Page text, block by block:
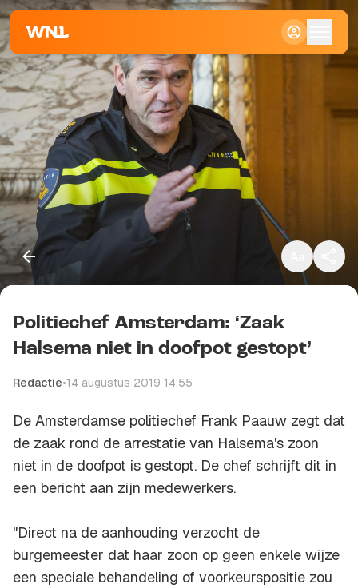
Klein
Standaard
Groot
Kopieer link
Politiechef Amsterdam: ‘Zaak
Halsema niet in doofpot gestopt’
Redactie•14 augustus 2019 14:55
De Amsterdamse politiechef Frank Paauw zegt dat
de zaak rond de arrestatie van Halsema's zoon
niet in de doofpot is gestopt. De chef schrijft dit in
een bericht aan zijn medewerkers.
"Direct na de aanhouding verzocht de
burgemeester dat haar zoon op geen enkele wijze
een speciale behandeling of voorkeurspositie zou